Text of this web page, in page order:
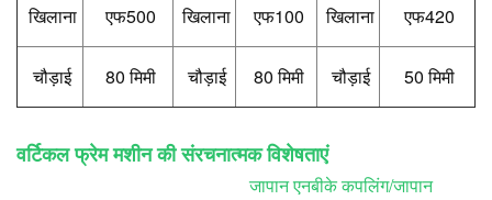
खिलाना
एफ500 खिलाना एफ100 खिलाना एफ420
चौड़ाई 80 मिमी चौड़ाई 80 मिमी चौड़ाई 50 मिमी
वर्टिकल फ्रेम मशीन की संरचनात्मक विशेषताएं
जापान एनबीके कपलिंग/जापान